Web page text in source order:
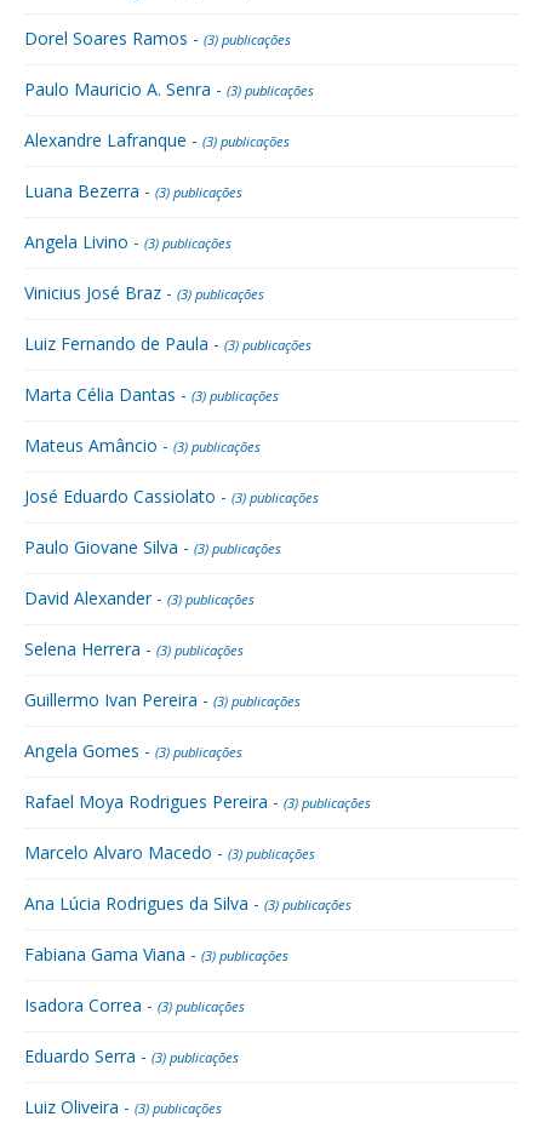
Dorel Soares Ramos - (3) publicações
Paulo Mauricio A. Senra - (3) publicações
Alexandre Lafranque - (3) publicações
Luana Bezerra - (3) publicações
Angela Livino - (3) publicações
Vinicius José Braz - (3) publicações
Luiz Fernando de Paula - (3) publicações
Marta Célia Dantas - (3) publicações
Mateus Amâncio - (3) publicações
José Eduardo Cassiolato - (3) publicações
Paulo Giovane Silva - (3) publicações
David Alexander - (3) publicações
Selena Herrera - (3) publicações
Guillermo Ivan Pereira - (3) publicações
Angela Gomes - (3) publicações
Rafael Moya Rodrigues Pereira - (3) publicações
Marcelo Alvaro Macedo - (3) publicações
Ana Lúcia Rodrigues da Silva - (3) publicações
Fabiana Gama Viana - (3) publicações
Isadora Correa - (3) publicações
Eduardo Serra - (3) publicações
Luiz Oliveira - (3) publicações